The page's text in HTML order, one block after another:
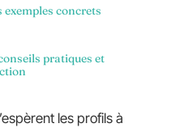
concrets
pratiques et
les profils à